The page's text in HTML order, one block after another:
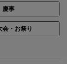
身長：155cm
慶事
会・お祭り